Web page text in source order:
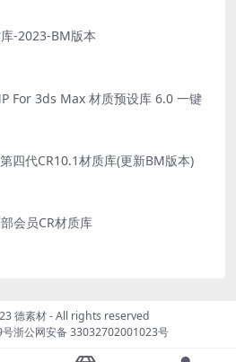
-2023-BM版本
For 3ds Max 材质预设库 6.0 一键
四代CR10.1材质库(更新BM版本)
会员CR材质库
德素材- All rights reserved
号浙公网安备 33032702001023号